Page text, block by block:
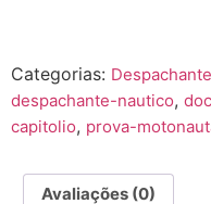
Categorias: Despachante
despachante-nautico,
capitolio, prova-
Avaliações (0)